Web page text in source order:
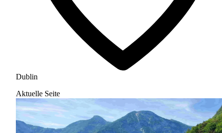
Dublin
Aktuelle Seite